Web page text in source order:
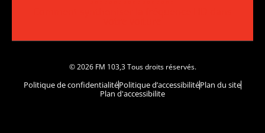
© 2026 FM 103,3 Tous droits réservés.
Politique de confidentialitéPolitique d’accessibilitéPlan du site
Plan d'accessibilite